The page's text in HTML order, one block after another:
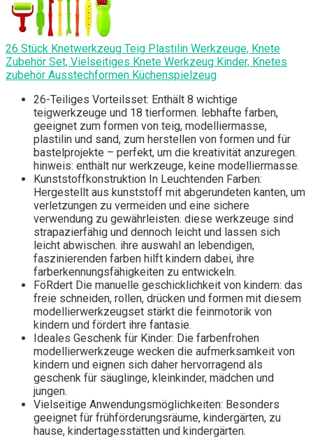
26 Stück Knetwerkzeug Teig Plastilin Werkzeuge, Knete
Zubehör Set, Vielseitiges Knete Werkzeug Kinder, Knetes
zubehör Ausstechformen Küchenspielzeug
26-Teiliges Vorteilsset: Enthält 8 wichtige
teigwerkzeuge und 18 tierformen. lebhafte farben,
geeignet zum formen von teig, modelliermasse,
plastilin und sand, zum herstellen von formen und für
bastelprojekte – perfekt, um die kreativität anzuregen.
hinweis: enthält nur werkzeuge, keine modelliermasse.
Kunststoffkonstruktion In Leuchtenden Farben:
Hergestellt aus kunststoff mit abgerundeten kanten, um
verletzungen zu vermeiden und eine sichere
verwendung zu gewährleisten. diese werkzeuge sind
strapazierfähig und dennoch leicht und lassen sich
leicht abwischen. ihre auswahl an lebendigen,
faszinierenden farben hilft kindern dabei, ihre
farberkennungsfähigkeiten zu entwickeln.
FöRdert Die manuelle geschicklichkeit von kindern: das
freie schneiden, rollen, drücken und formen mit diesem
modellierwerkzeugset stärkt die feinmotorik von
kindern und fördert ihre fantasie.
Ideales Geschenk für Kinder: Die farbenfrohen
modellierwerkzeuge wecken die aufmerksamkeit von
kindern und eignen sich daher hervorragend als
geschenk für säuglinge, kleinkinder, mädchen und
jungen.
Vielseitige Anwendungsmöglichkeiten: Besonders
geeignet für frühförderungsräume, kindergärten, zu
hause, kindertagesstätten und kindergärten.